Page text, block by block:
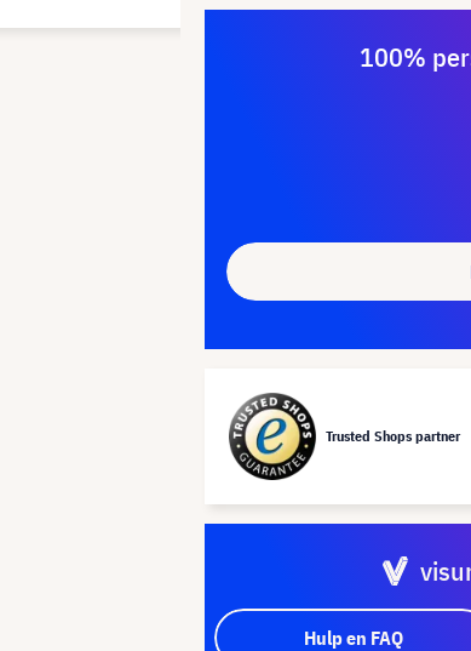
100%
Trusted Shops partner
Hulp en FAQ